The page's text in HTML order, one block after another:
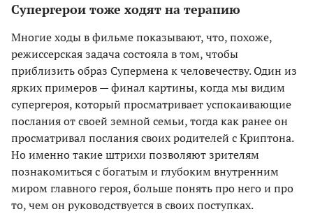
Супергерои тоже ходят на терапию
Многие ходы в фильме показывают, что, похоже,
режиссерская задача состояла в том, чтобы
приблизить образ Супермена к человечеству. Один из
ярких примеров — финал картины, когда мы видим
супергероя, который просматривает успокаивающие
послания от своей земной семьи, тогда как ранее он
просматривал послания своих родителей с Криптона.
Но именно такие штрихи позволяют зрителям
познакомиться с богатым и глубоким внутренним
миром главного героя, больше понять про него и про
то, чем он руководствуется в своих поступках.